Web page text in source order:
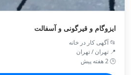
ایزوگام و قیرگونی و آسفالت
📂 آگهی کار در خانه
📍 تهران / تهران
🕒 2 هفته پیش